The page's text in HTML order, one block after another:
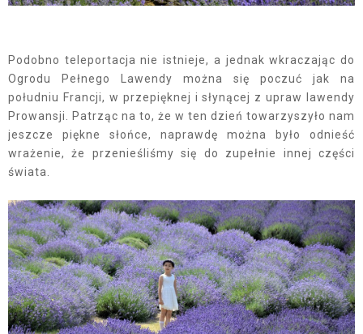
Podobno teleportacja nie istnieje, a jednak wkraczając do
Ogrodu Pełnego Lawendy można się poczuć jak na
południu Francji, w przepięknej i słynącej z upraw lawendy
Prowansji. Patrząc na to, że w ten dzień towarzyszyło nam
jeszcze piękne słońce, naprawdę można było odnieść
wrażenie, że przenieśliśmy się do zupełnie innej części
świata.